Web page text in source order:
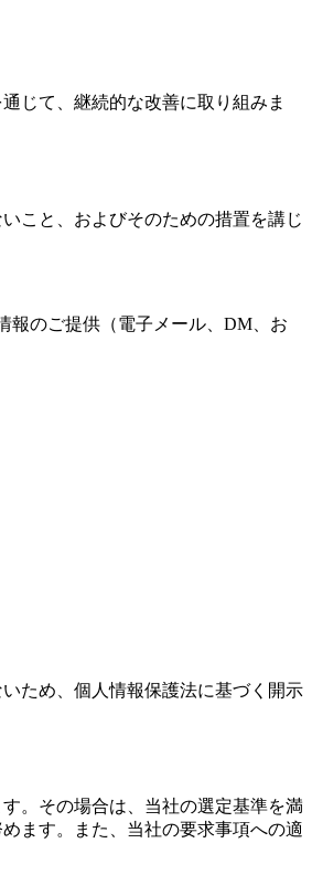
じて、継続的な改善に取り組みま
こと、およびそのための措置を講じ
報のご提供（電子メール、DM、お
ため、個人情報保護法に基づく開示
。その場合は、当社の選定基準を満
ます。また、当社の要求事項への適